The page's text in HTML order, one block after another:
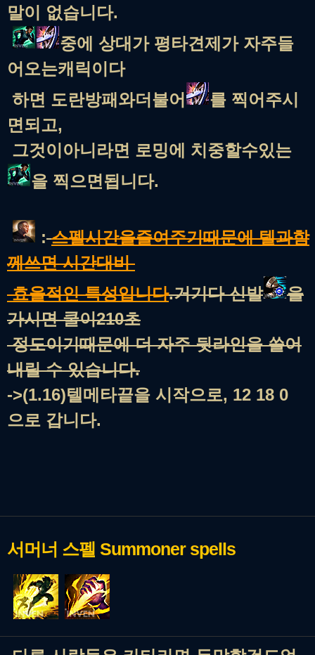
말이 없습니다.
중에 상대가 평타견제가 자주들
어오는캐릭이다
하면 도란방패와더불어
를 찍어주시
면되고,
그것이아니라면 로밍에 치중할수있는
을 찍으면됩니다.
: 스펠시간을줄여주기때문에 텔과함
께쓰면 시간대비
효율적인 특성입니다.거기다 신발
을
가시면 쿨이210초
정도이기때문에 더 자주 뒷라인을 쓸어
내릴 수 있습니다.
->(1.16)텔메타끝을 시작으로, 12 18 0
으로 갑니다.
서머너 스펠 Summoner spells